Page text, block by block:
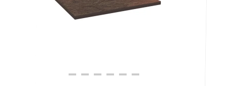
Купить в 1 клик